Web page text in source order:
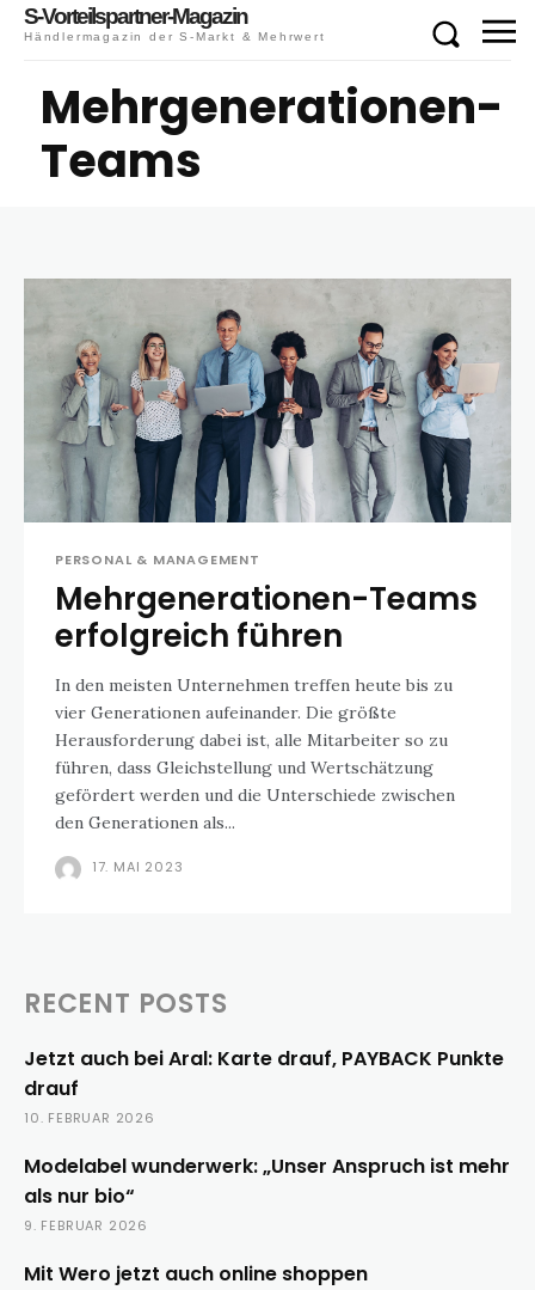
S-Vorteilspartner-Magazin
Händlermagazin der S-Markt & Mehrwert
Mehrgenerationen-
Teams
PERSONAL & MANAGEMENT
Mehrgenerationen-Teams
erfolgreich führen
In den meisten Unternehmen treffen heute bis zu
vier Generationen aufeinander. Die größte
Herausforderung dabei ist, alle Mitarbeiter so zu
führen, dass Gleichstellung und Wertschätzung
gefördert werden und die Unterschiede zwischen
den Generationen als...
17. MAI 2023
RECENT POSTS
Jetzt auch bei Aral: Karte drauf, PAYBACK Punkte
drauf
10. FEBRUAR 2026
Modelabel wunderwerk: „Unser Anspruch ist mehr
als nur bio“
9. FEBRUAR 2026
Mit Wero jetzt auch online shoppen